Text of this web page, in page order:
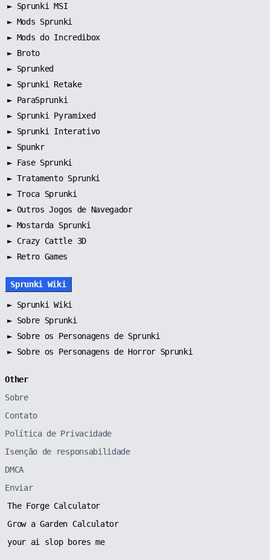
► Sprunki MSI
► Mods Sprunki
► Mods do Incredibox
► Broto
► Sprunked
► Sprunki Retake
► ParaSprunki
► Sprunki Pyramixed
► Sprunki Interativo
► Spunkr
► Fase Sprunki
► Tratamento Sprunki
► Troca Sprunki
► Outros Jogos de Navegador
► Mostarda Sprunki
► Crazy Cattle 3D
► Retro Games
Sprunki Wiki
► Sprunki Wiki
► Sobre Sprunki
► Sobre os Personagens de Sprunki
► Sobre os Personagens de Horror Sprunki
Other
Sobre
Contato
Política de Privacidade
Isenção de responsabilidade
DMCA
Enviar
The Forge Calculator
Grow a Garden Calculator
your ai slop bores me